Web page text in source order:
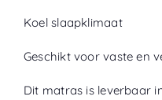
Koel slaapklimaat
Geschikt voor vaste en
Dit matras is leverbaar